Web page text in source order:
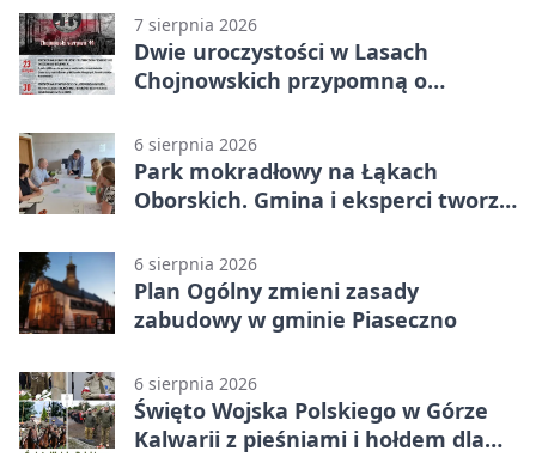
7 sierpnia 2026
Dwie uroczystości w Lasach
Chojnowskich przypomną o
6 sierpnia 2026
Park mokradłowy na Łąkach
Oborskich. Gmina i eksperci tworzą
6 sierpnia 2026
Plan Ogólny zmieni zasady
zabudowy w gminie Piaseczno
6 sierpnia 2026
Święto Wojska Polskiego w Górze
Kalwarii z pieśniami i hołdem dla